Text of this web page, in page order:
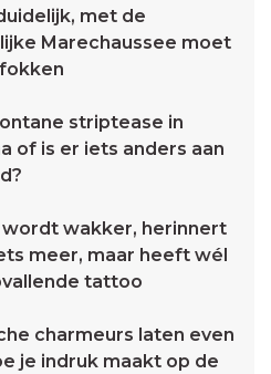
met de
Marechaussee moet
striptease in
of is er iets anders aan
wakker, herinnert
meer, maar heeft wél
tattoo
charmeurs laten even
je indruk maakt op de